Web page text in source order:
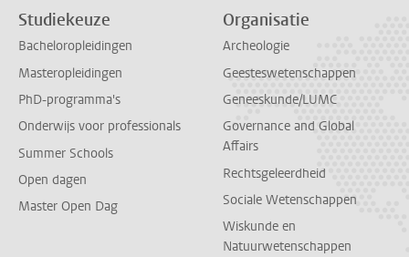
Studiekeuze
Bacheloropleidingen
Masteropleidingen
PhD-programma's
Onderwijs voor professionals
Summer Schools
Open dagen
Master Open Dag
Organisatie
Archeologie
Geesteswetenschappen
Geneeskunde/LUMC
Governance and Global
Affairs
Rechtsgeleerdheid
Sociale Wetenschappen
Wiskunde en
Natuurwetenschappen